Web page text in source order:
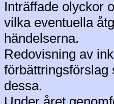
Inträffade olyckor
vilka eventuella
händelserna.
Redovisning av
förbättringsförslag
dessa.